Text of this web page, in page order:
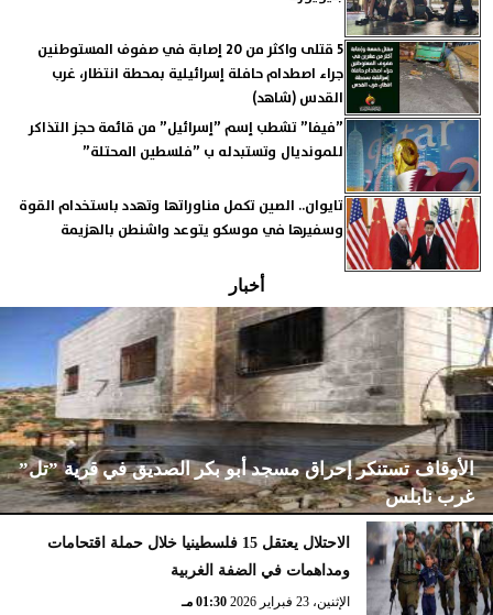
5 قتلى واكثر من 20 إصابة في صفوف المستوطنين
جراء اصطدام حافلة إسرائيلية بمحطة انتظار، غرب
القدس (شاهد)
”فيفا” تشطب إسم ”إسرائيل” من قائمة حجز التذاكر
للمونديال وتستبدله ب ”فلسطين المحتلة”
تايوان.. الصين تكمل مناوراتها وتهدد باستخدام القوة
وسفيرها في موسكو يتوعد واشنطن بالهزيمة
أخبار
الأوقاف تستنكر إحراق مسجد أبو بكر الصديق في قرية ”تل”
غرب نابلس
الإثنين، 23 فبراير 2026 02:15 مـ
الاحتلال يعتقل 15 فلسطينيا خلال حملة اقتحامات
ومداهمات في الضفة الغربية
الإثنين، 23 فبراير 2026 01:30 مـ